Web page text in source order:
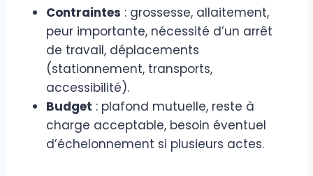
Contraintes : grossesse, allaitement,
peur importante, nécessité d’un arrêt
de travail, déplacements
(stationnement, transports,
accessibilité).
Budget : plafond mutuelle, reste à
charge acceptable, besoin éventuel
d’échelonnement si plusieurs actes.